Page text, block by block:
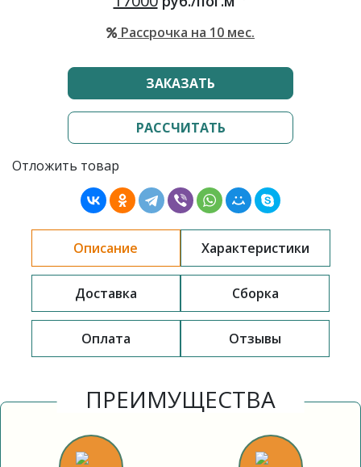
Рассрочка на 10 мес.
ЗАКАЗАТЬ
РАССЧИТАТЬ
Отложить товар
Описание Характеристики
Доставка Сборка
Оплата Отзывы
ПРЕИМУЩЕСТВА